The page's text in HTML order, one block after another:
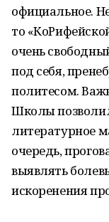
официальное.
то
очень
под себя,
политесом.
Школы
литературное
очередь,
выявлять
искоренения